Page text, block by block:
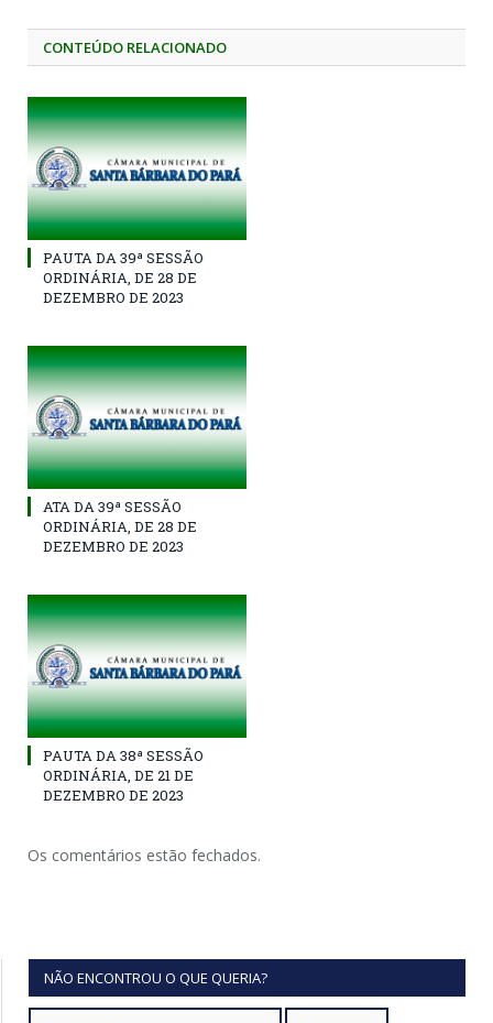
CONTEÚDO RELACIONADO
PAUTA DA 39ª SESSÃO
ORDINÁRIA, DE 28 DE
DEZEMBRO DE 2023
ATA DA 39ª SESSÃO
ORDINÁRIA, DE 28 DE
DEZEMBRO DE 2023
PAUTA DA 38ª SESSÃO
ORDINÁRIA, DE 21 DE
DEZEMBRO DE 2023
Os comentários estão fechados.
NÃO ENCONTROU O QUE QUERIA?